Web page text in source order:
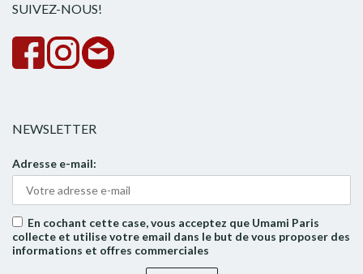
SUIVEZ-NOUS!
NEWSLETTER
Adresse e-mail:
En cochant cette case, vous acceptez que Umami Paris
collecte et utilise votre email dans le but de vous proposer des
informations et offres commerciales